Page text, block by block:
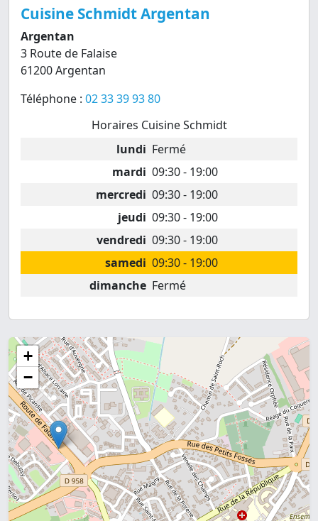
Cuisine Schmidt Argentan
Argentan
3 Route de Falaise
61200 Argentan
Téléphone : 02 33 39 93 80
Horaires Cuisine Schmidt
lundi Fermé
mardi 09:30 - 19:00
mercredi 09:30 - 19:00
jeudi 09:30 - 19:00
vendredi 09:30 - 19:00
samedi 09:30 - 19:00
dimanche Fermé
+
−